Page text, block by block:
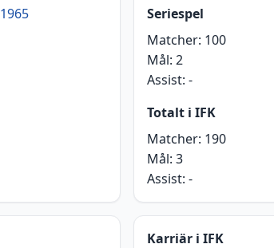
1965
Seriespel
Matcher: 100
Mål: 2
Assist: -
Totalt i IFK
Matcher: 190
Mål: 3
Assist: -
Karriär i IFK